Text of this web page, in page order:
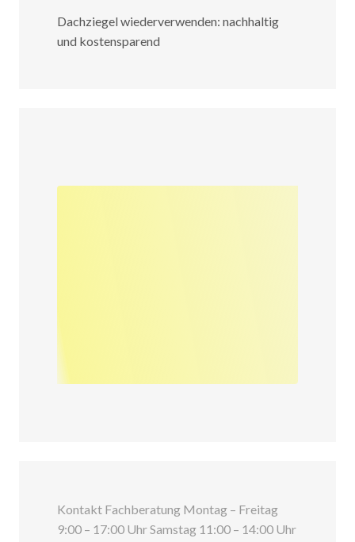
Dachziegel wiederverwenden: nachhaltig
und kostensparend
Kontakt Fachberatung Montag – Freitag
9:00 – 17:00 Uhr Samstag 11:00 – 14:00 Uhr